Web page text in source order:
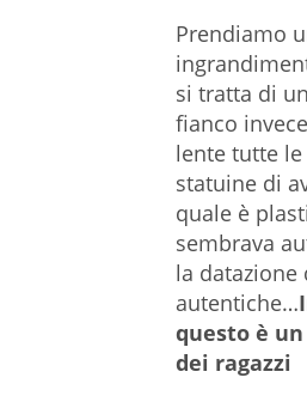
Prendiamo
si tratta di
fianco
lente tutte
statuine di
quale è
sembrava
la datazione
autentiche…
questo è
dei ragazzi